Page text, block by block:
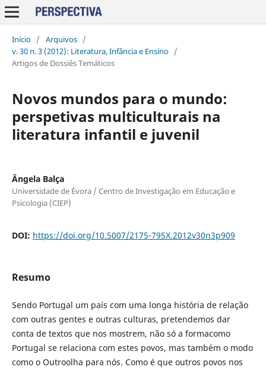
Início / Arquivos /
v. 30 n. 3 (2012): Literatura, Infância e Ensino /
Artigos de Dossiês Temáticos
Novos mundos para o mundo:
perspetivas multiculturais na
literatura infantil e juvenil
Ângela Balça
Universidade de Évora / Centro de Investigação em Educação e
Psicologia (CIEP)
DOI: https://doi.org/10.5007/2175-795X.2012v30n3p909
Resumo
Sendo Portugal um país com uma longa história de relação
com outras gentes e outras culturas, pretendemos dar
conta de textos que nos mostrem, não só a formacomo
Portugal se relaciona com estes povos, mas também o modo
como o Outroolha para nós. Como é que outros povos nos